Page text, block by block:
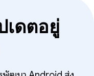
เดตอยู่